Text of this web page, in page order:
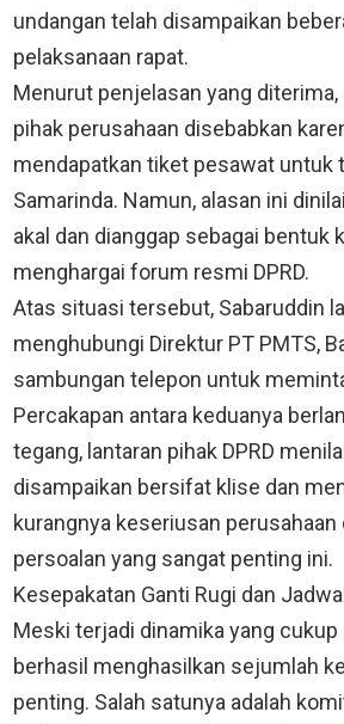
undangan telah disampaikan
pelaksanaan rapat.
Menurut penjelasan yang
pihak perusahaan disebabkan
mendapatkan tiket pesawat untuk
Samarinda. Namun, alasan ini
akal dan dianggap sebagai bentuk
menghargai forum resmi DPRD.
Atas situasi tersebut, Sabaruddin
menghubungi Direktur PT PMTS,
sambungan telepon untuk
Percakapan antara keduanya
tegang, lantaran pihak DPRD
disampaikan bersifat klise dan
kurangnya keseriusan
persoalan yang sangat penting ini.
Kesepakatan Ganti Rugi dan
Meski terjadi dinamika yang cukup
berhasil menghasilkan sejumlah
penting. Salah satunya adalah